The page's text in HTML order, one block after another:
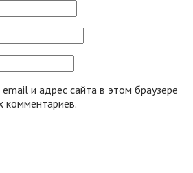
и адрес сайта в этом браузере
комментариев.